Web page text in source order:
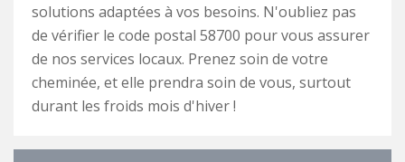
solutions adaptées à vos besoins. N'oubliez pas
de vérifier le code postal 58700 pour vous assurer
de nos services locaux. Prenez soin de votre
cheminée, et elle prendra soin de vous, surtout
durant les froids mois d'hiver !